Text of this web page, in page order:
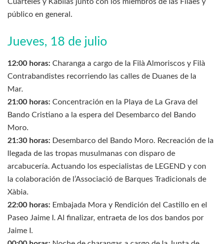
Cuarteles y Kábilas junto con los miembros de las Filaes y
público en general.
Jueves, 18 de julio
12:00 horas: Charanga a cargo de la Filà Almoriscos y Filà
Contrabandistes recorriendo las calles de Duanes de la
Mar.
21:00 horas: Concentración en la Playa de La Grava del
Bando Cristiano a la espera del Desembarco del Bando
Moro.
21:30 horas: Desembarco del Bando Moro. Recreación de la
llegada de las tropas musulmanas con disparo de
arcabucería. Actuando los especialistas de LEGEND y con
la colaboración de l’Associació de Barques Tradicionals de
Xàbia.
22:00 horas: Embajada Mora y Rendición del Castillo en el
Paseo Jaime I. Al finalizar, entraeta de los dos bandos por
Jaime I.